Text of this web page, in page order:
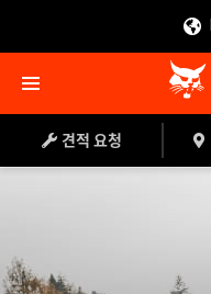
견적 요청